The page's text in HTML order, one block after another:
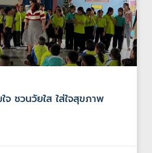
จ ชวนวัยใส ใส่ใจสุขภาพ